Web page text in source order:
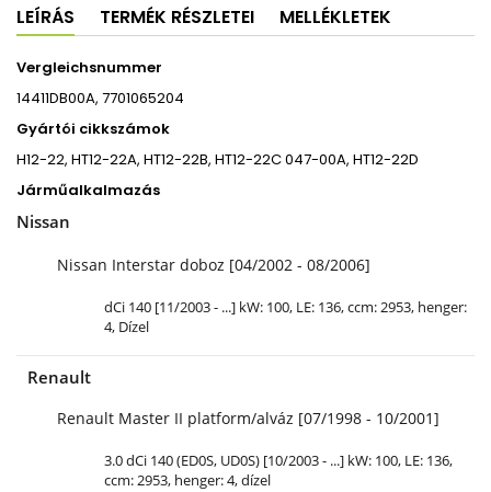
LEÍRÁS TERMÉK RÉSZLETEI MELLÉKLETEK
Vergleichsnummer
14411DB00A, 7701065204
Gyártói cikkszámok
H12-22, HT12-22A, HT12-22B, HT12-22C 047-00A, HT12-22D
Járműalkalmazás
Nissan
Nissan Interstar doboz [04/2002 - 08/2006]
dCi 140 [11/2003 - ...] kW: 100, LE: 136, ccm: 2953, henger:
4, Dízel
Renault
Renault Master II platform/alváz [07/1998 - 10/2001]
3.0 dCi 140 (ED0S, UD0S) [10/2003 - ...] kW: 100, LE: 136,
ccm: 2953, henger: 4, dízel